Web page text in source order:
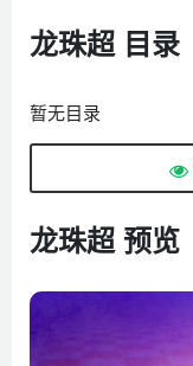
龙珠超 目录
暂无目录
龙珠超 预览